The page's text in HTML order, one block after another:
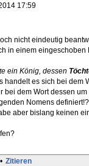
17:59
nicht eindeutig
in einem
ein König, dessen
handelt es sich bei dem
bei dem Wort dessen
Nomens
aber bislang keinen
• Zitieren